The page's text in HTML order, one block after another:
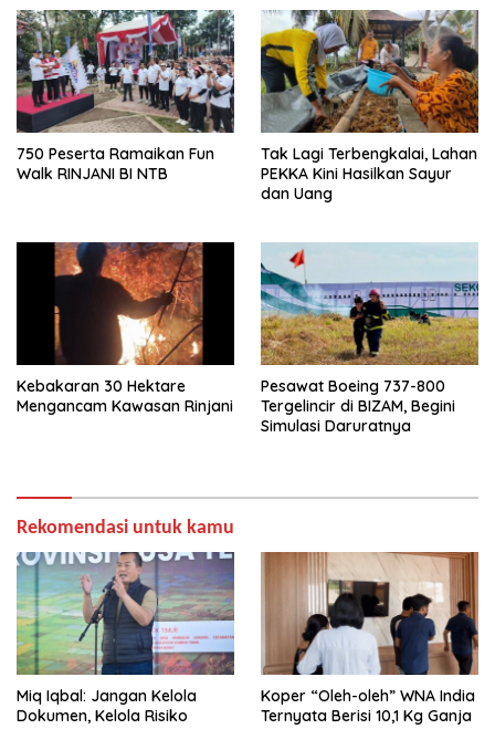
750 Peserta Ramaikan Fun
Walk RINJANI BI NTB
Tak Lagi Terbengkalai, Lahan
PEKKA Kini Hasilkan Sayur
dan Uang
Kebakaran 30 Hektare
Mengancam Kawasan Rinjani
Pesawat Boeing 737-800
Tergelincir di BIZAM, Begini
Simulasi Daruratnya
Rekomendasi untuk kamu
Miq Iqbal: Jangan Kelola
Dokumen, Kelola Risiko
Koper “Oleh-oleh” WNA India
Ternyata Berisi 10,1 Kg Ganja